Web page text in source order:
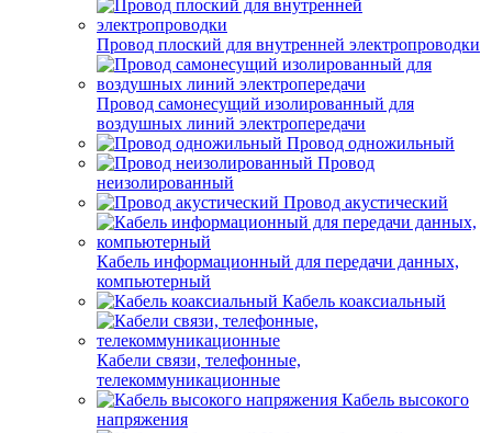
Провод плоский для внутренней электропроводки
Провод самонесущий изолированный для
воздушных линий электропередачи
Провод одножильный
Провод
неизолированный
Провод акустический
Кабель информационный для передачи данных,
компьютерный
Кабель коаксиальный
Кабели связи, телефонные,
телекоммуникационные
Кабель высокого
напряжения